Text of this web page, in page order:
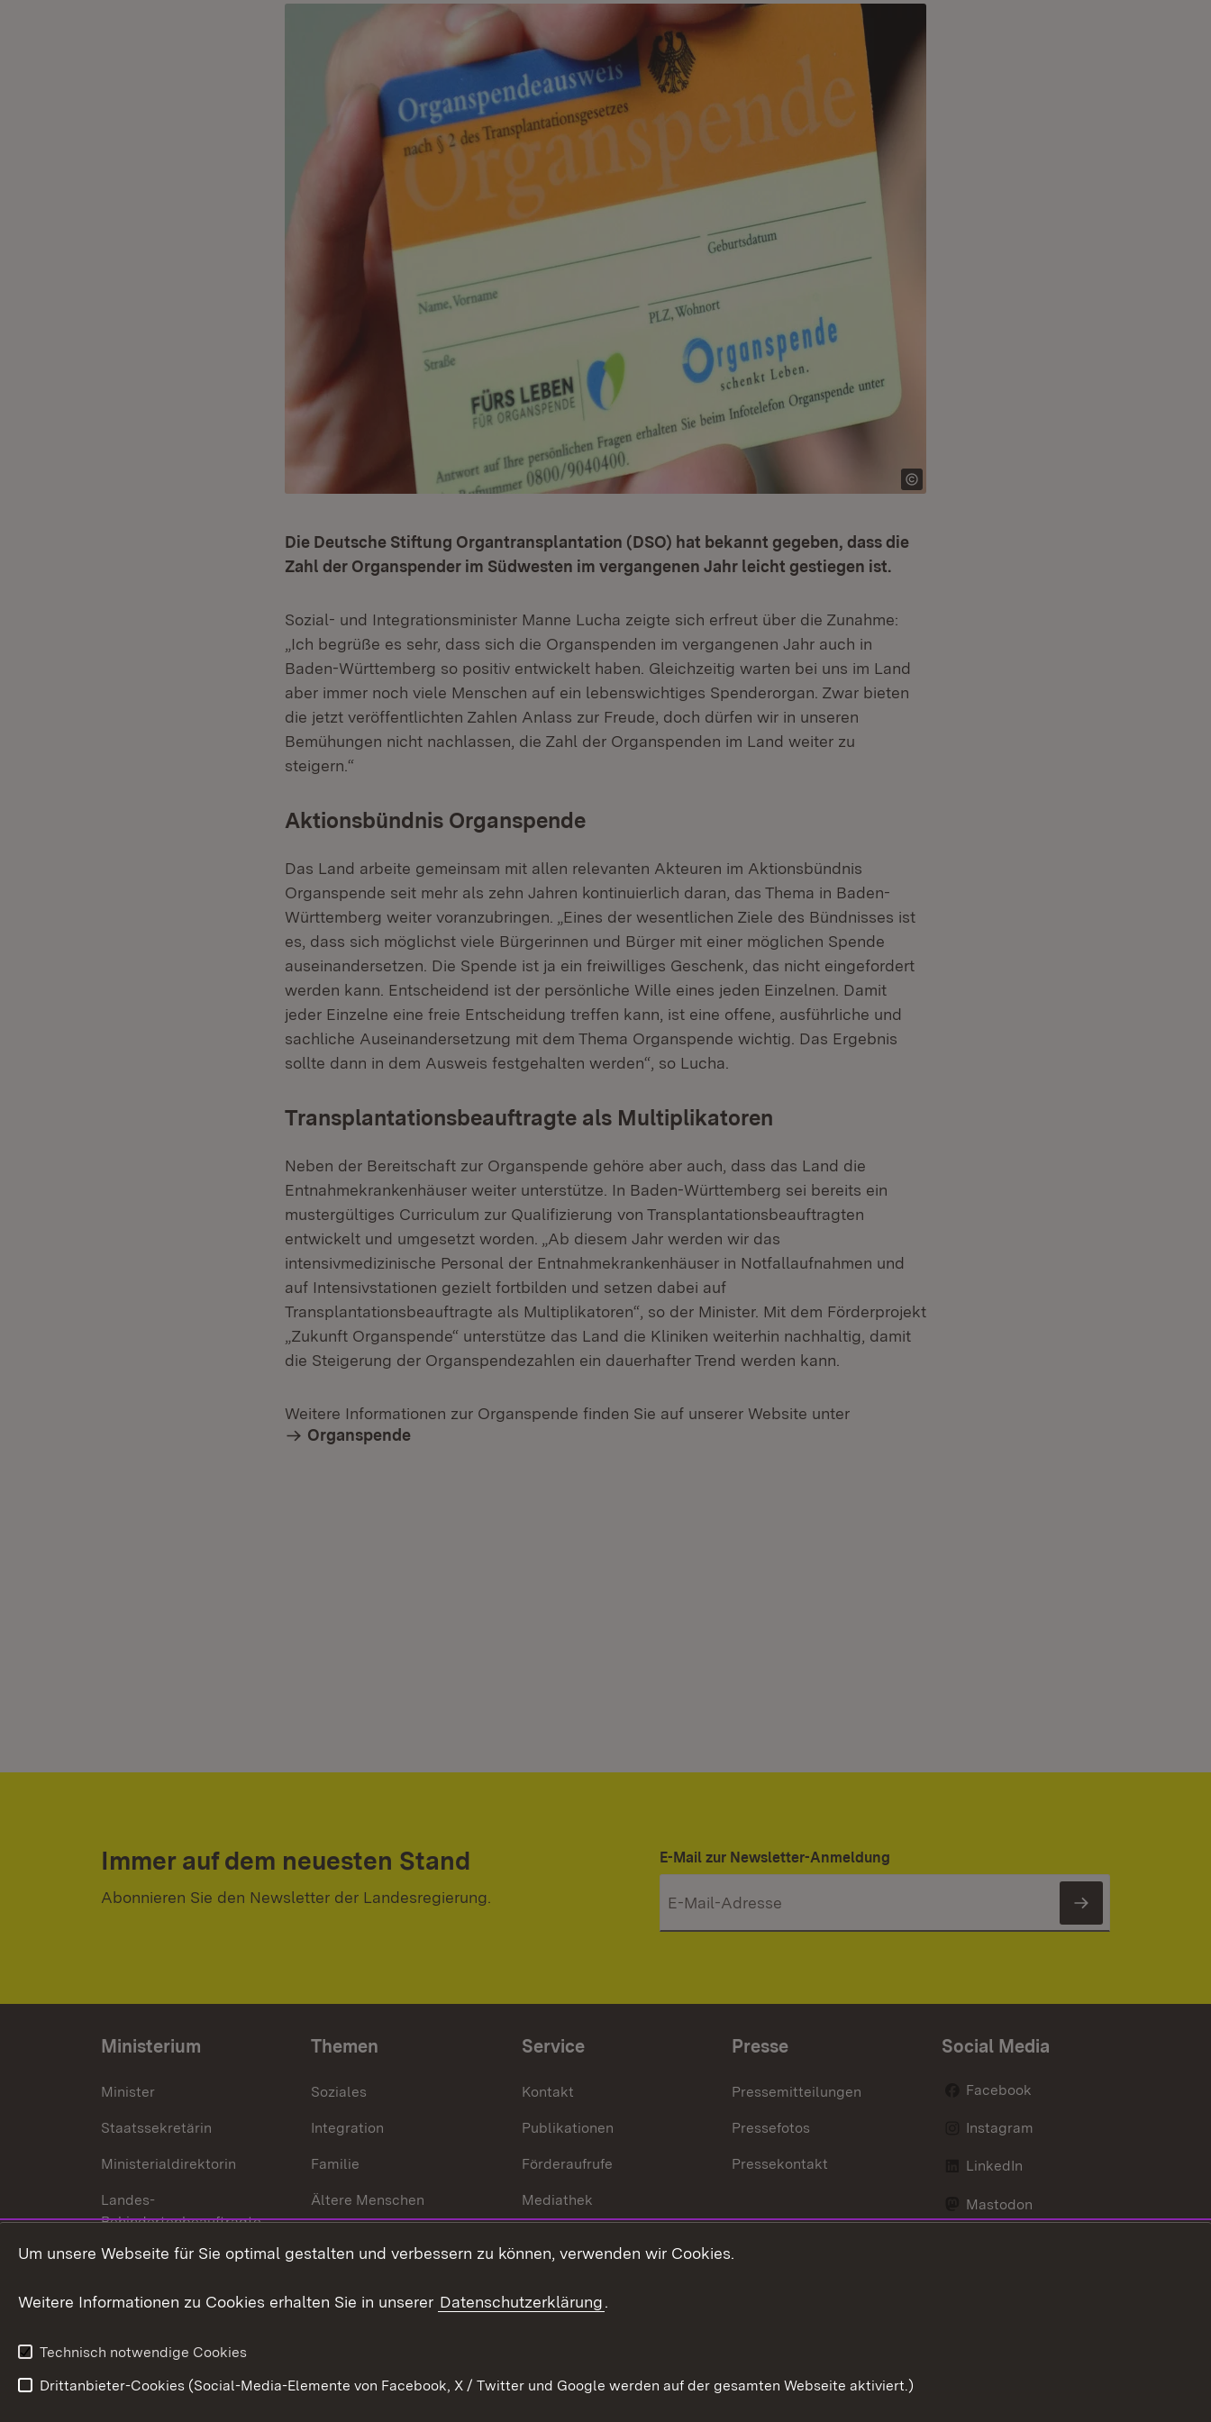
Die Deutsche Stiftung Organtransplantation (DSO) hat bekannt gegeben, dass die
Zahl der Organspender im Südwesten im vergangenen Jahr leicht gestiegen ist.
Sozial- und Integrationsminister Manne Lucha zeigte sich erfreut über die Zunahme:
„Ich begrüße es sehr, dass sich die Organspenden im vergangenen Jahr auch in
Baden-Württemberg so positiv entwickelt haben. Gleichzeitig warten bei uns im Land
aber immer noch viele Menschen auf ein lebenswichtiges Spenderorgan. Zwar bieten
die jetzt veröffentlichten Zahlen Anlass zur Freude, doch dürfen wir in unseren
Bemühungen nicht nachlassen, die Zahl der Organspenden im Land weiter zu
steigern.“
Aktionsbündnis Organspende
Das Land arbeite gemeinsam mit allen relevanten Akteuren im Aktionsbündnis
Organspende seit mehr als zehn Jahren kontinuierlich daran, das Thema in Baden-
Württemberg weiter voranzubringen. „Eines der wesentlichen Ziele des Bündnisses ist
es, dass sich möglichst viele Bürgerinnen und Bürger mit einer möglichen Spende
auseinandersetzen. Die Spende ist ja ein freiwilliges Geschenk, das nicht eingefordert
werden kann. Entscheidend ist der persönliche Wille eines jeden Einzelnen. Damit
jeder Einzelne eine freie Entscheidung treffen kann, ist eine offene, ausführliche und
sachliche Auseinandersetzung mit dem Thema Organspende wichtig. Das Ergebnis
sollte dann in dem Ausweis festgehalten werden“, so Lucha.
Transplantationsbeauftragte als Multiplikatoren
Neben der Bereitschaft zur Organspende gehöre aber auch, dass das Land die
Entnahmekrankenhäuser weiter unterstütze. In Baden-Württemberg sei bereits ein
mustergültiges Curriculum zur Qualifizierung von Transplantationsbeauftragten
entwickelt und umgesetzt worden. „Ab diesem Jahr werden wir das
intensivmedizinische Personal der Entnahmekrankenhäuser in Notfallaufnahmen und
auf Intensivstationen gezielt fortbilden und setzen dabei auf
Transplantationsbeauftragte als Multiplikatoren“, so der Minister. Mit dem Förderprojekt
„Zukunft Organspende“ unterstütze das Land die Kliniken weiterhin nachhaltig, damit
die Steigerung der Organspendezahlen ein dauerhafter Trend werden kann.
Weitere Informationen zur Organspende finden Sie auf unserer Website unter
Organspende
Immer auf dem neuesten Stand
Abonnieren Sie den Newsletter der Landesregierung.
E-Mail zur Newsletter-Anmeldung
Newsletter
Ministerium
Minister
Staatssekretärin
Ministerialdirektorin
Landes-
Behindertenbeauftragte
Bürgerreferent
Karriere
Themen
Soziales
Integration
Familie
Ältere Menschen
Behinderungen
Bürgerengagement
Service
Kontakt
Publikationen
Förderaufrufe
Mediathek
Presse
Pressemitteilungen
Pressefotos
Pressekontakt
Social Media
Facebook
Instagram
LinkedIn
Mastodon
Um unsere Webseite für Sie optimal gestalten und verbessern zu können, verwenden wir Cookies.
Weitere Informationen zu Cookies erhalten Sie in unserer Datenschutzerklärung.
Technisch notwendige Cookies
Drittanbieter-Cookies (Social-Media-Elemente von Facebook, X / Twitter und Google werden auf der gesamten Webseite aktiviert.)